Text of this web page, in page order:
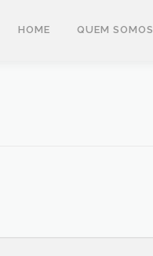
HOME QUEM SOMOS